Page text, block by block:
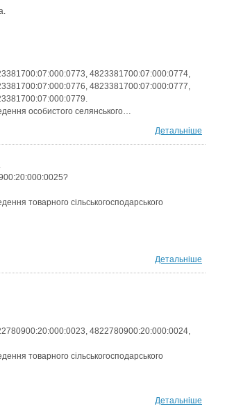
4823381700:07:000:0774,
4823381700:07:000:0777,
особистого селянського…
Детальніше
товарного сільськогосподарського
Детальніше
4822780900:20:000:0024,
товарного сільськогосподарського
Детальніше